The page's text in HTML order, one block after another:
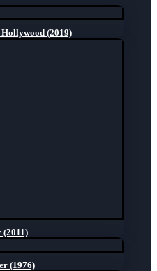
(2019)
(2011)
(1976)